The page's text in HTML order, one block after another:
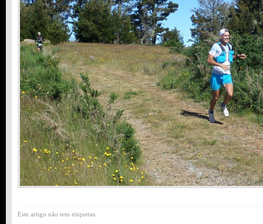
Este artigo não tem etiquetas.